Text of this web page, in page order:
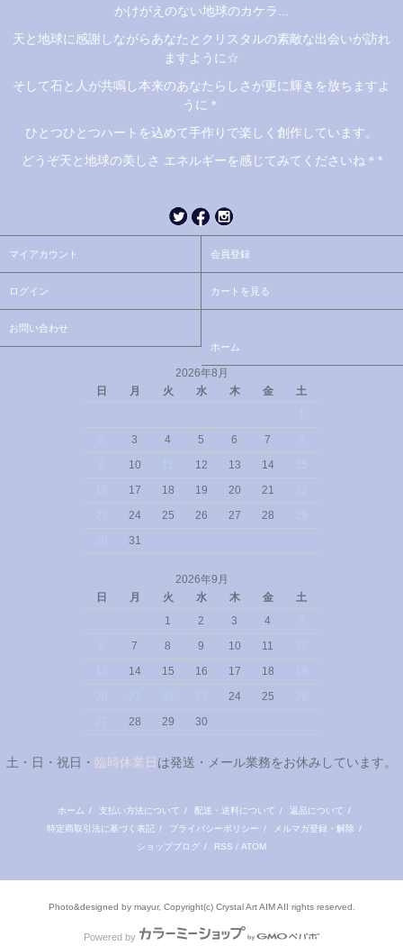
かけがえのない地球のカケラ...
天と地球に感謝しながらあなたとクリスタルの素敵な出会いが訪れ
ますように☆
そして石と人が共鳴し本来のあなたらしさが更に輝きを放ちますよ
うに＊
ひとつひとつハートを込めて手作りで楽しく創作しています。
どうぞ天と地球の美しさ エネルギーを感じてみてくださいね＊*
マイアカウント 会員登録
ログイン カートを見る
お問い合わせ
ホーム
2026年8月
日
月 火 水 木 金
土
3 4 5 6 7
10 12 13 14
17 18 19 20 21
24 25 26 27 28
31
2026年9月
日
月 火 水 木 金
土
1
2 3 4
7 8 9 10 11
14 15 16 17 18
24 25
28 29 30
土・日・祝日・ 臨時休業日 は発送・メール業務をお休みしています。
ホーム / 支払い方法について / 配送・送料について / 返品について /
特定商取引法に基づく表記 / プライバシーポリシー / メルマガ登録・解除 /
ショップブログ / RSS / ATOM
Photo&designed by mayur, Copyright(c) Crystal Art AIM AII rights reserved.
Powered by